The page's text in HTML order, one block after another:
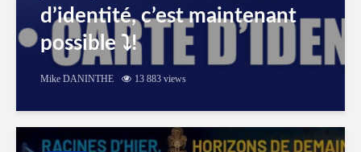
d’identité, c’est maintenant
possible ⤵️!
Mike DANINTHE 13 883 views